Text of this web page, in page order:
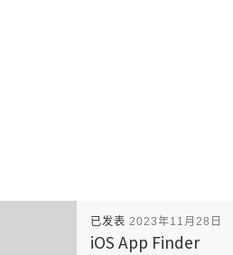
已发表 2023年11月28日
iOS App Finder